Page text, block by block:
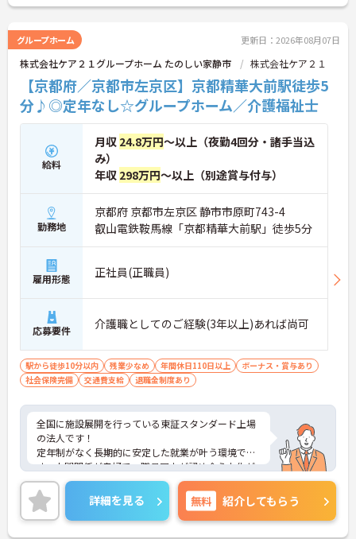
グループホーム 更新日：2026年08月07日
株式会社ケア２１グループホーム たのしい家静市 株式会社ケア２１
【京都府／京都市左京区】京都精華大前駅徒歩5
分♪◎定年なし☆グループホーム／介護福祉士
給料
月収 24.8万円～以上（夜勤4回分・諸手当込
み）
年収 298万円～以上（別途賞与付与）
勤務地
京都府 京都市左京区 静市市原町743-4
叡山電鉄鞍馬線「京都精華大前駅」徒歩5分
雇用形態 正社員(正職員)
応募要件 介護職としてのご経験(3年以上)あれば尚可
駅から徒歩10分以内 残業少なめ 年間休日110日以上
ボーナス・賞与あり
社会保険完備
交通費支給 退職金制度あり
全国に施設展開を行っている東証スタンダード上場
の法人です！
定年制がなく長期的に安定した就業が叶う環境で
す。人間関係が良好で、職員同士が認め合う文化が
根付いています。
ご興味のある方には、面接対策ポイントなど、さら
に詳細をご案内しますのでお気軽にご相談くださ
い！
詳細を見る 無料 紹介してもらう